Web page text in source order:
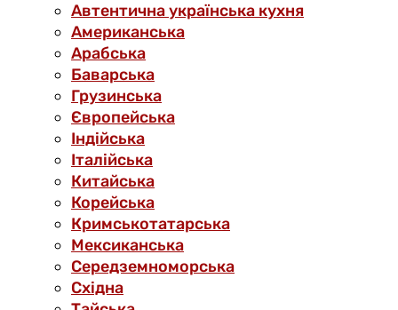
Автентична українська кухня
Американська
Арабська
Баварська
Грузинська
Європейська
Індійська
Італійська
Китайська
Корейська
Кримськотатарська
Мексиканська
Середземноморська
Східна